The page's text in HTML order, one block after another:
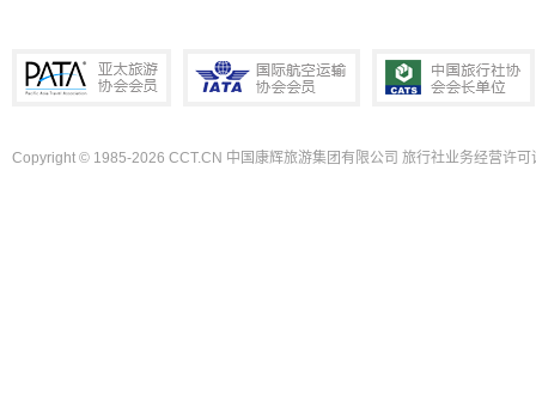
Copyright © 1985-2026 CCT.CN 中国康辉旅游集团有限公司 旅行社业务经营许